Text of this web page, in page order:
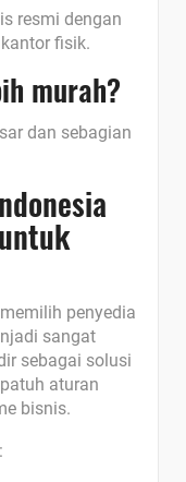
resmi dengan
fisik.
murah?
dan sebagian
penyedia
sangat
sebagai solusi
aturan
bisnis.